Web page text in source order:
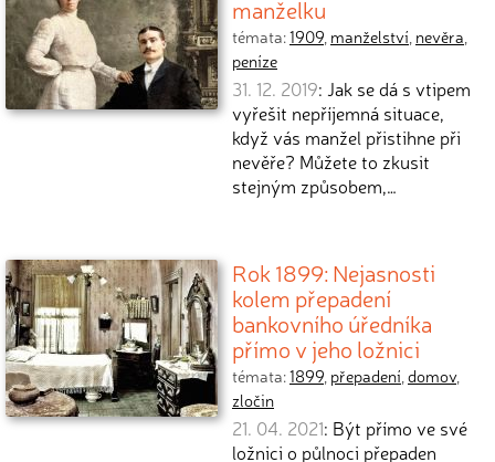
manželku
témata:1909, manželství, nevěra,
peníze
31. 12. 2019: Jak se dá s vtipem
vyřešit nepříjemná situace,
když vás manžel přistihne při
nevěře? Můžete to zkusit
stejným způsobem,…
Rok 1899: Nejasnosti
kolem přepadení
bankovního úředníka
přímo v jeho ložnici
témata:1899, přepadení,domov,
zločin
21. 04. 2021: Být přímo ve své
ložnici o půlnoci přepaden